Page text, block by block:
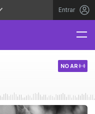
Entrar
NO AR